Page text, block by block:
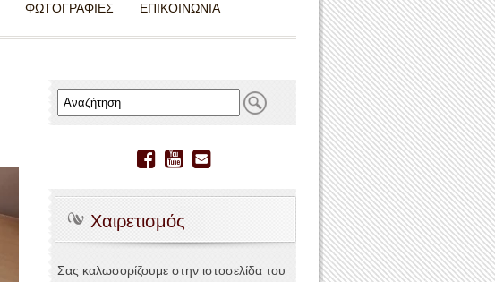
ΦΩΤΟΓΡΑΦΙΕΣ ΕΠΙΚΟΙΝΩΝΙΑ
Χαιρετισμός
Σας καλωσορίζουμε στην ιστοσελίδα του